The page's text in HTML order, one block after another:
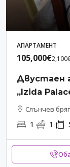
АПАРТАМЕНТ
105,000€
Двустаен
„Izida
Слънчев бряг
1 1